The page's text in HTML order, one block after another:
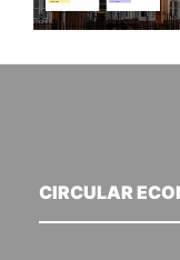
CIRCULAR